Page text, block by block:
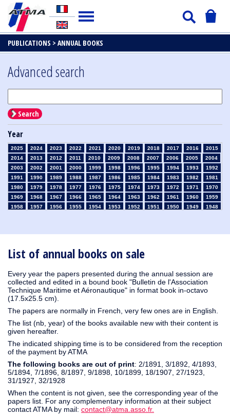
PUBLICATIONS > ANNUAL BOOKS
List of annual books on sale
Every year the papers presented during the annual session are
collected and edited in a bound book "Bulletin de l'Association
Technique Maritime et Aéronautique" in format book in-octavo
(17.5x25.5 cm).
The papers are normally in French, very few ones are in English.
The list (nb, year) of the books available new with their content is
given hereafter.
The indicated shipping time is to be considered from the reception
of the payment by ATMA
The following books are out of print: 2/1891, 3/1892, 4/1893,
5/1894, 7/1896, 8/1897, 9/1898, 10/1899, 18/1907, 27/1923,
31/1927, 32/1928
When the content is not given, see the corresponding year of the
papers list. For any complementary information at their subject
contact ATMA by mail: contact@atma.asso.fr.
Advanced search
Search
Year
2025 2024 2023 2022 2021 2020 2019 2018 2017 2016
2015
2014
2013 2012 2011 2010 2009 2008 2007 2006 2005
2004
2003
2002 2001 2000 1999 1998 1996 1995 1994 1993
1992
1991
1990 1989 1988 1987 1986 1985 1984 1983 1982
1981
1980
1979 1978 1977 1976 1975 1974 1973 1972 1971
1970
1969
1968 1967 1966 1965 1964 1963 1962 1961 1960
1959
1958
1957 1956 1955 1954 1953 1952 1951 1950 1949
1948
1910
1909 1908 1906 1905 1904 1903 1902 1901 1900
1895